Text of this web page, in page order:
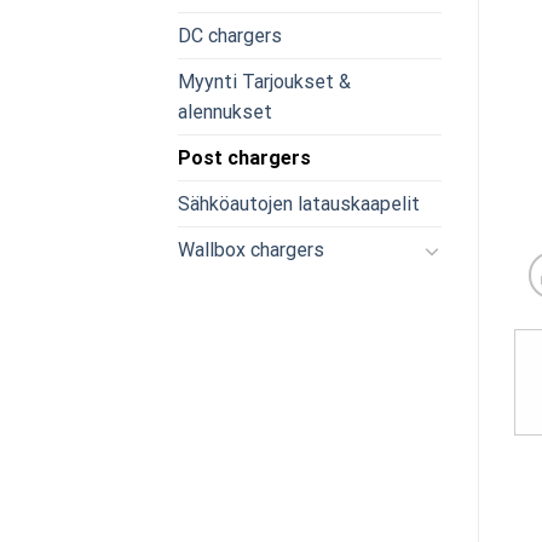
DC chargers
Myynti Tarjoukset &
alennukset
Post chargers
Sähköautojen latauskaapelit
Wallbox chargers